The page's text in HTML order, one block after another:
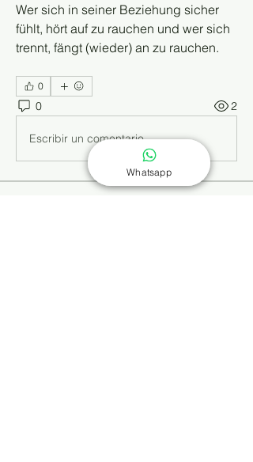
Wer sich in seiner Beziehung sicher
fühlt, hört auf zu rauchen und wer sich
trennt, fängt (wieder) an zu rauchen.
0
0 2
Escribir un comentario...
Whatsapp